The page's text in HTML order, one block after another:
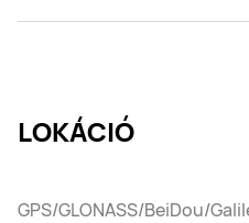
LOKÁCIÓ
GPS/GLONASS/BeiDou/